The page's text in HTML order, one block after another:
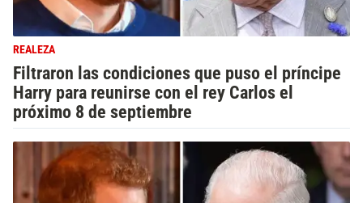
REALEZA
Filtraron las condiciones que puso el príncipe
Harry para reunirse con el rey Carlos el
próximo 8 de septiembre